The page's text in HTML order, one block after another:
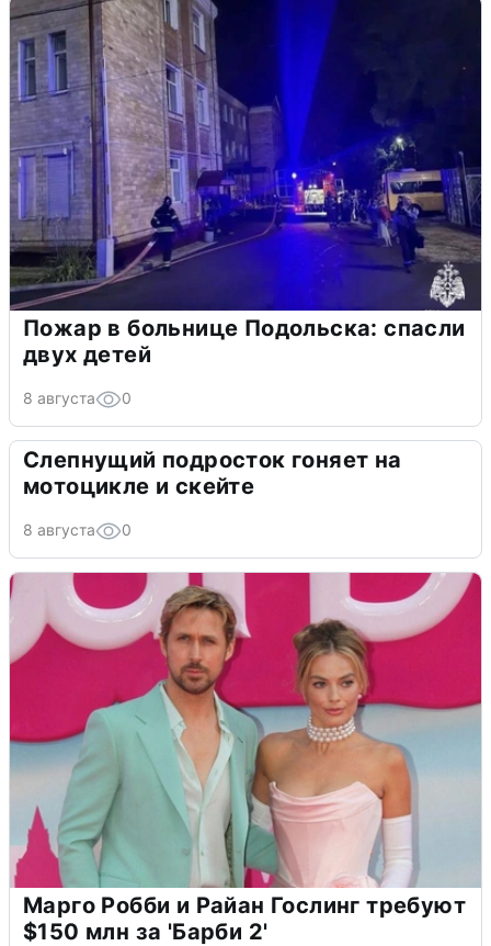
Пожар в больнице Подольска: спасли
двух детей
8 августа 0
Слепнущий подросток гоняет на
мотоцикле и скейте
8 августа 0
Марго Робби и Райан Гослинг требуют
$150 млн за 'Барби 2'